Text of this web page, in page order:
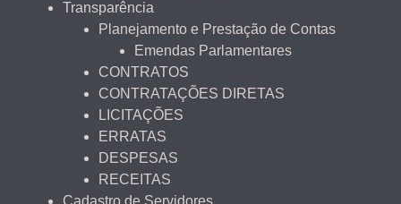
Transparência
Planejamento e Prestação de Contas
Emendas Parlamentares
CONTRATOS
CONTRATAÇÕES DIRETAS
LICITAÇÕES
ERRATAS
DESPESAS
RECEITAS